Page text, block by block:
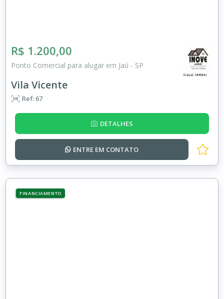
R$ 1.200,00
Ponto Comercial para alugar em Jaú - SP
Vila Vicente
Ref: 67
DETALHES
ENTRE EM CONTATO
FINANCIAMENTO